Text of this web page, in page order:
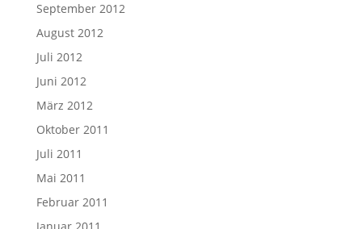
September 2012
August 2012
Juli 2012
Juni 2012
März 2012
Oktober 2011
Juli 2011
Mai 2011
Februar 2011